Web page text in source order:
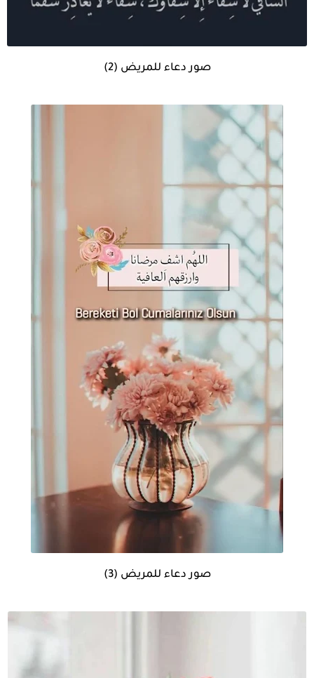
صور دعاء للمريض (2)
صور دعاء للمريض (3)